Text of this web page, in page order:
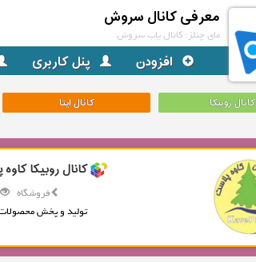
معرفی کانال سروش
مای چنلز: کانال یاب سروش
افزودن پنل کاربری
کانال روبیکا کانال ایتا
کانال روبیکا
فروشگاه
154
تولید و پخش